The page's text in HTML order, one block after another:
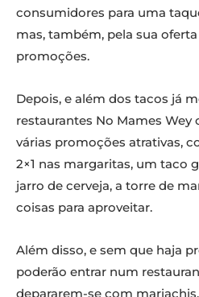
consumidores para uma
mas, também, pela sua
promoções.
Depois, e além dos tacos já
restaurantes No Mames
várias promoções atrativas,
2×1 nas margaritas, um taco
jarro de cerveja, a torre de
coisas para aproveitar.
Além disso, e sem que haja
poderão entrar num
depararem-se com